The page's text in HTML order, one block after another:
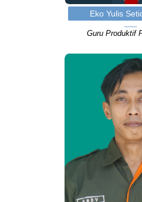
Eko Yulis
Guru Produktif